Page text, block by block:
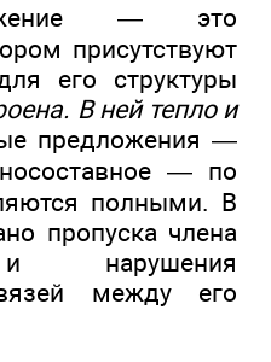
— это
присутствуют
его структуры
В ней тепло и
предложения —
— по
полными. В
пропуска члена
нарушения
между его